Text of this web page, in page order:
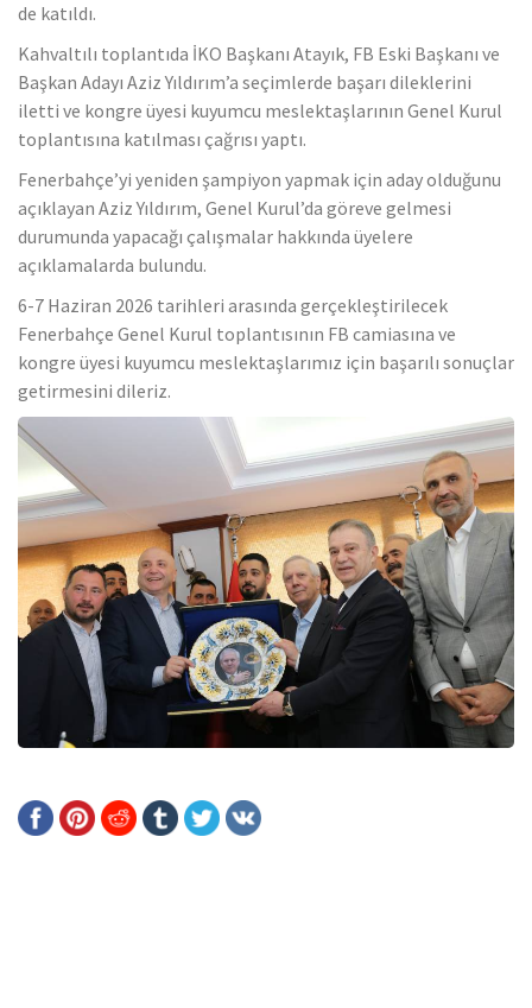
de katıldı.
Kahvaltılı toplantıda İKO Başkanı Atayık, FB Eski Başkanı ve
Başkan Adayı Aziz Yıldırım’a seçimlerde başarı dileklerini
iletti ve kongre üyesi kuyumcu meslektaşlarının Genel Kurul
toplantısına katılması çağrısı yaptı.
Fenerbahçe’yi yeniden şampiyon yapmak için aday olduğunu
açıklayan Aziz Yıldırım, Genel Kurul’da göreve gelmesi
durumunda yapacağı çalışmalar hakkında üyelere
açıklamalarda bulundu.
6-7 Haziran 2026 tarihleri arasında gerçekleştirilecek
Fenerbahçe Genel Kurul toplantısının FB camiasına ve
kongre üyesi kuyumcu meslektaşlarımız için başarılı sonuçlar
getirmesini dileriz.